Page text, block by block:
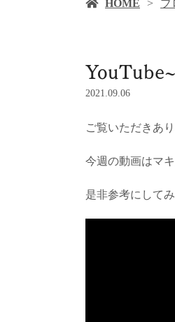
HOME ブ
2021.09.06
ご覧いただきあ
今週の動画はマ
是非参考にして